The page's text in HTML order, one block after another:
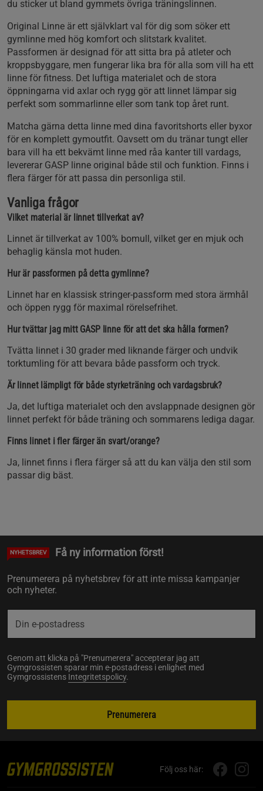
du sticker ut bland gymmets övriga träningslinnen.
Original Linne är ett självklart val för dig som söker ett
gymlinne med hög komfort och slitstark kvalitet.
Passformen är designad för att sitta bra på atleter och
kroppsbyggare, men fungerar lika bra för alla som vill ha ett
linne för fitness. Det luftiga materialet och de stora
öppningarna vid axlar och rygg gör att linnet lämpar sig
perfekt som sommarlinne eller som tank top året runt.
Matcha gärna detta linne med dina favoritshorts eller byxor
för en komplett gymoutfit. Oavsett om du tränar tungt eller
bara vill ha ett bekvämt linne med råa kanter till vardags,
levererar GASP linne original både stil och funktion. Finns i
flera färger för att passa din personliga stil.
Vanliga frågor
Vilket material är linnet tillverkat av?
Linnet är tillverkat av 100% bomull, vilket ger en mjuk och
behaglig känsla mot huden.
Hur är passformen på detta gymlinne?
Linnet har en klassisk stringer-passform med stora ärmhål
och öppen rygg för maximal rörelsefrihet.
Hur tvättar jag mitt GASP linne för att det ska hålla formen?
Tvätta linnet i 30 grader med liknande färger och undvik
torktumling för att bevara både passform och tryck.
Är linnet lämpligt för både styrketräning och vardagsbruk?
Ja, det luftiga materialet och den avslappnade designen gör
linnet perfekt för både träning och sommarens lediga dagar.
Finns linnet i fler färger än svart/orange?
Ja, linnet finns i flera färger så att du kan välja den stil som
passar dig bäst.
NYHETSBREV Få ny information först!
Prenumerera på nyhetsbrev för att inte missa kampanjer
och nyheter.
Genom att klicka på "Prenumerera" accepterar jag att
Gymgrossisten sparar min e-postadress i enlighet med
Gymgrossistens Integritetspolicy.
Prenumerera
Följ oss här: